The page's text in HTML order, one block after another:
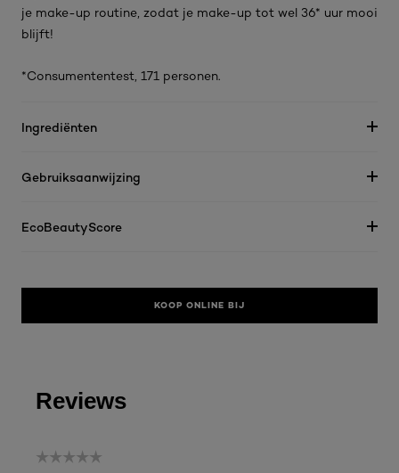
je make-up routine, zodat je make-up tot wel 36* uur mooi
blijft!
*Consumententest, 171 personen.
Ingrediënten
Gebruiksaanwijzing
EcoBeautyScore
KOOP ONLINE BIJ
Reviews
☆☆☆☆☆